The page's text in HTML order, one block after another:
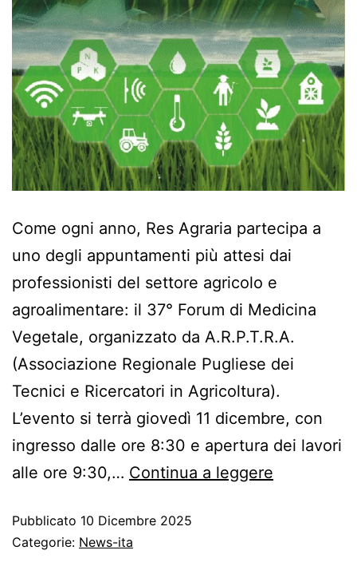
Come ogni anno, Res Agraria partecipa a
uno degli appuntamenti più attesi dai
professionisti del settore agricolo e
agroalimentare: il 37° Forum di Medicina
Vegetale, organizzato da A.R.P.T.R.A.
(Associazione Regionale Pugliese dei
Tecnici e Ricercatori in Agricoltura).
L’evento si terrà giovedì 11 dicembre, con
ingresso dalle ore 8:30 e apertura dei lavori
alle ore 9:30,… Continua a leggere
Pubblicato 10 Dicembre 2025
Categorie: News-ita